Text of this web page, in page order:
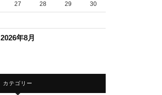
2026年8月
27 28 29 30
カテゴリー